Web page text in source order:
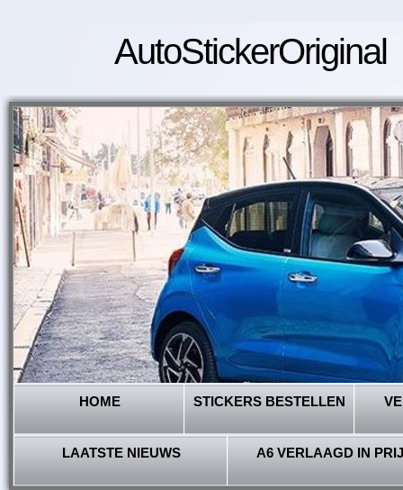
AutoStickerOriginal
HOME STICKERS BESTELLEN
LAATSTE NIEUWS A6 VERLAAGD IN